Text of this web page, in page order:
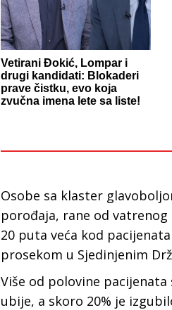
Vetirani Đokić, Lompar i
drugi kandidati: Blokaderi
prave čistku, evo koja
zvučna imena lete sa liste!
Osobe sa klaster
porođaja, rane od
20 puta veća kod
prosekom u Sjedinjenim
Više od polovine
ubije, a skoro 20% je